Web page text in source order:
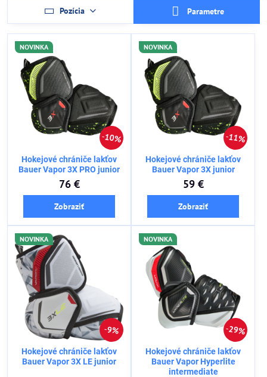
Pozícia Parametre
10%
NOVINKA
Hokejové chrániče lakťov
Bauer Vapor 3X PRO junior
76 €
Zobraziť
11%
NOVINKA
Hokejové chrániče lakťov
Bauer Vapor 3X junior
59 €
Zobraziť
9%
NOVINKA
Hokejové chrániče lakťov
Bauer Vapor 3X LE junior
29%
NOVINKA
Hokejové chrániče lakťov
Bauer Vapor Hyperlite
intermediate